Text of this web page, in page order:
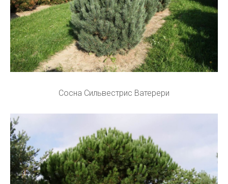
Сосна Сильвестрис Ватерери